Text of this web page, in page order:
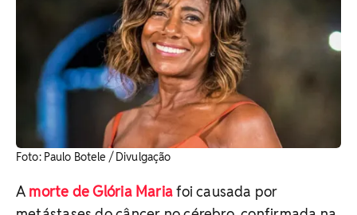
Foto: Paulo Botele / Divulgação
A morte de Glória Mariafoi causada por